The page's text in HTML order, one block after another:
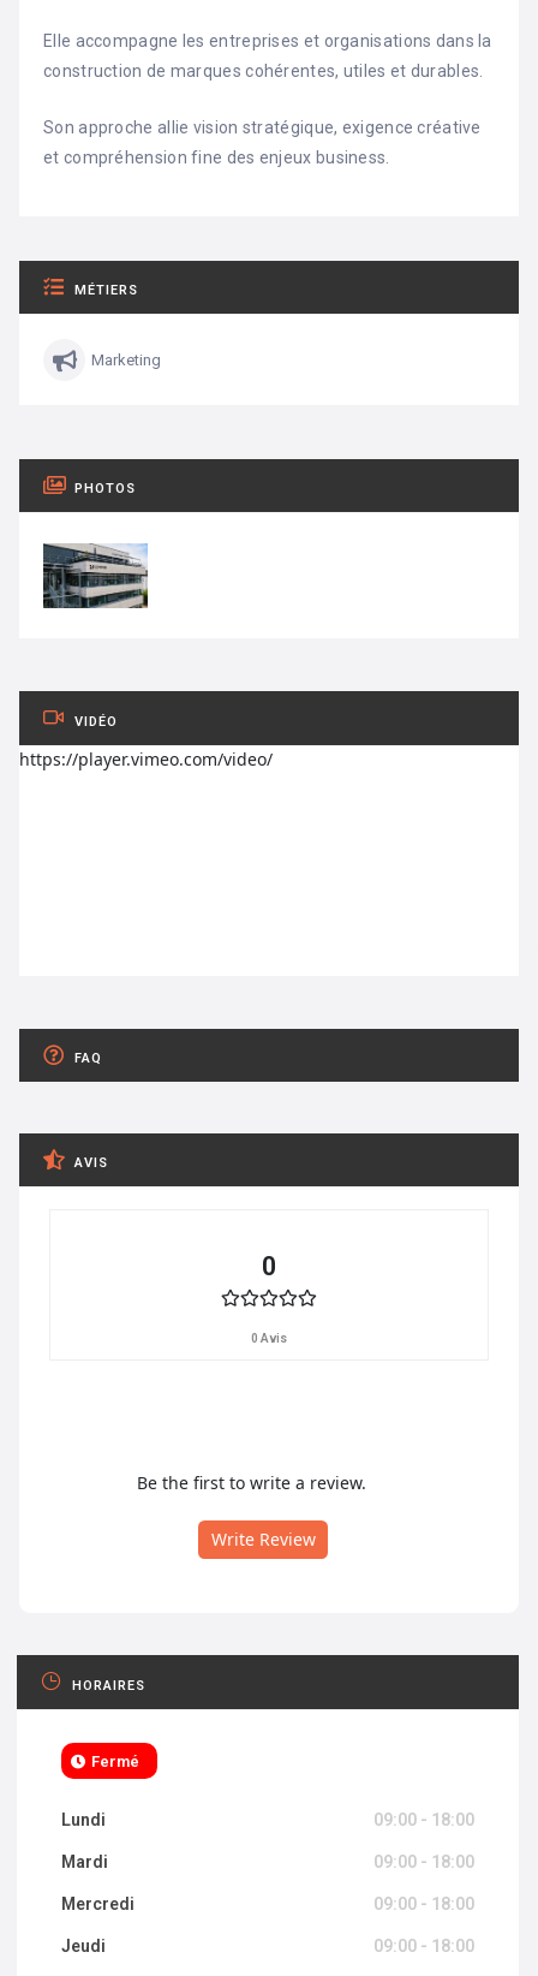
Elle accompagne les entreprises et organisations dans la
construction de marques cohérentes, utiles et durables.
Son approche allie vision stratégique, exigence créative
et compréhension fine des enjeux business.
MÉTIERS
Marketing
PHOTOS
VIDÉO
https://player.vimeo.com/video/
FAQ
AVIS
0
0 Avis
Be the first to write a review.
Write Review
HORAIRES
Fermé
Lundi 09:00 - 18:00
Mardi 09:00 - 18:00
Mercredi 09:00 - 18:00
Jeudi 09:00 - 18:00